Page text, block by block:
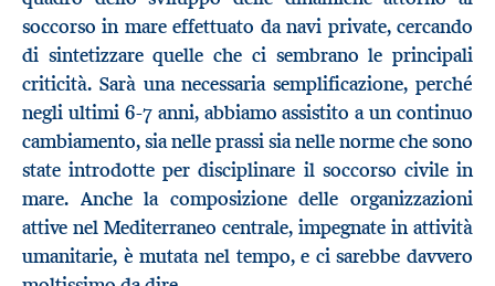
soccorso in mare effettuato da navi private, cercando
di sintetizzare quelle che ci sembrano le principali
criticità. Sarà una necessaria semplificazione, perché
negli ultimi 6-7 anni, abbiamo assistito a un continuo
cambiamento, sia nelle prassi sia nelle norme che sono
state introdotte per disciplinare il soccorso civile in
mare. Anche la composizione delle organizzazioni
attive nel Mediterraneo centrale, impegnate in attività
umanitarie, è mutata nel tempo, e ci sarebbe davvero